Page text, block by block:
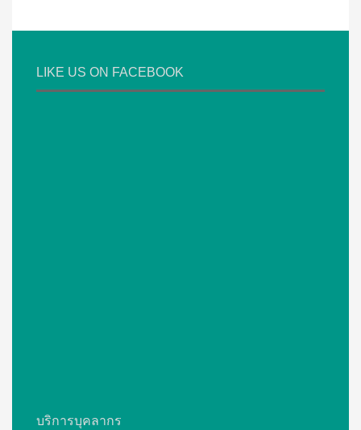
LIKE US ON FACEBOOK
บริการบุคลากร